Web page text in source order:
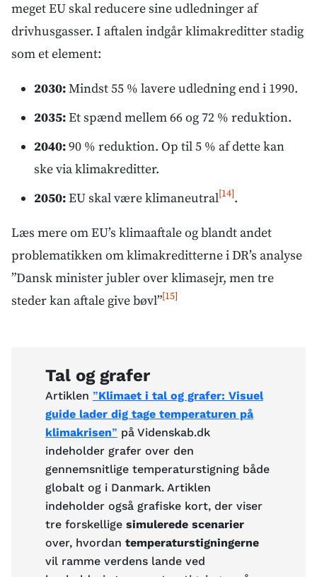
meget EU skal reducere sine udledninger af
drivhusgasser. I aftalen indgår klimakreditter stadig
som et element:
2030:Mindst 55 % lavere udledning end i 1990.
2035:Et spænd mellem 66 og 72 % reduktion.
2040:90 % reduktion. Op til 5 % af dette kan
ske via klimakreditter.
2050:EU skal være klimaneutral[14].
Læs mere om EU’s klimaaftale og blandt andet
problematikken om klimakreditterne i DR’s analyse
”Dansk minister jubler over klimasejr, men tre
steder kan aftale give bøvl”[15]
Tal og grafer
Artiklen ”Klimaet i tal og grafer: Visuel
guide lader dig tage temperaturen på
klimakrisen” på Videnskab.dk
indeholder grafer over den
gennemsnitlige temperaturstigning både
globalt og i Danmark. Artiklen
indeholder også grafiske kort, der viser
tre forskellige simulerede scenarier
over, hvordan temperaturstigningerne
vil ramme verdens lande ved